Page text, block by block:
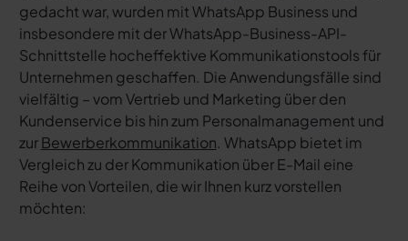
gedacht war, wurden mit WhatsApp Business und
insbesondere mit der WhatsApp-Business-API-
Schnittstelle hocheffektive Kommunikationstools für
Unternehmen geschaffen. Die Anwendungsfälle sind
vielfältig – vom Vertrieb und Marketing über den
Kundenservice bis hin zum Personalmanagement und
zurBewerberkommunikation. WhatsApp bietet im
Vergleich zu der Kommunikation über E-Mail eine
Reihe von Vorteilen, die wir Ihnen kurz vorstellen
möchten: